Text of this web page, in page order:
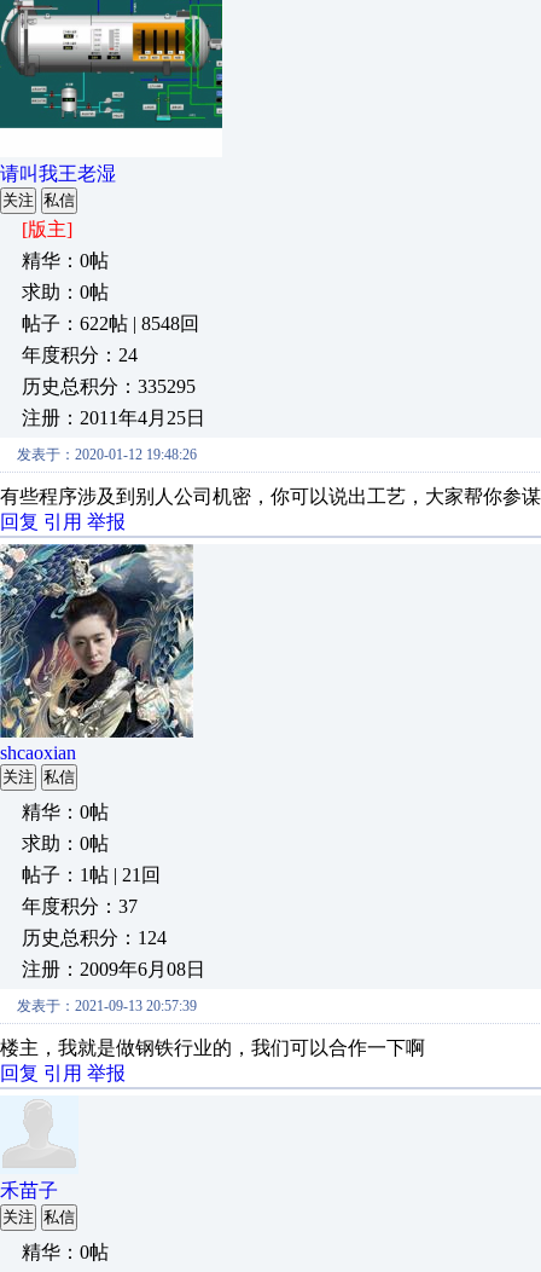
请叫我王老湿
关注 私信
[版主]
精华：0帖
求助：0帖
帖子：622帖 | 8548回
年度积分：24
历史总积分：335295
注册：2011年4月25日
发表于：2020-01-12 19:48:26
有些程序涉及到别人公司机密，你可以说出工艺，大家帮你参
回复 引用 举报
shcaoxian
关注 私信
精华：0帖
求助：0帖
帖子：1帖 | 21回
年度积分：37
历史总积分：124
注册：2009年6月08日
发表于：2021-09-13 20:57:39
楼主，我就是做钢铁行业的，我们可以合作一下啊
回复 引用 举报
禾苗子
关注 私信
精华：0帖